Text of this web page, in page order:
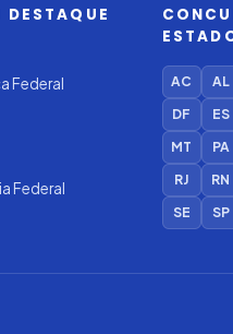
DESTAQUE
Federal
Federal
AC AL
DF
ES
MT
PA
RJ
RN
SE
SP